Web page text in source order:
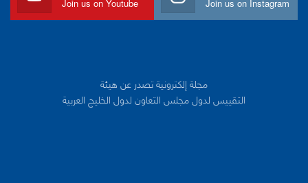
Join us on Youtube Join us on Instagram
مجلة إلكترونية تصدر عن هيئة
التقييس لدول مجلس التعاون لدول الخليج العربية